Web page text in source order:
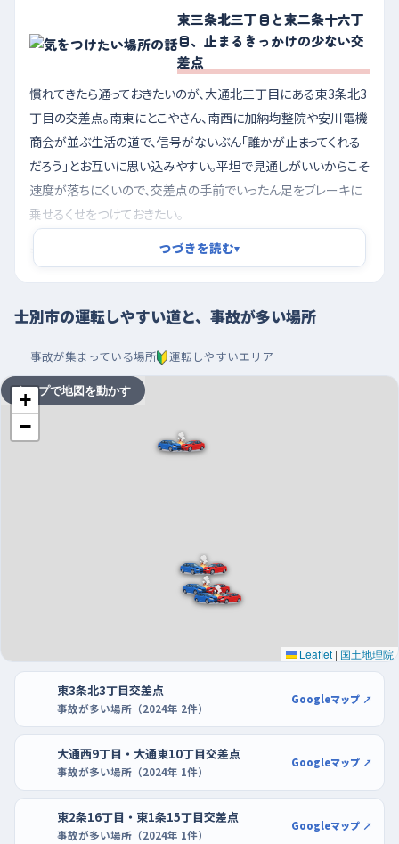
東三条北三丁目と東二条十六丁
目、止まるきっかけの少ない交
差点
慣れてきたら通っておきたいのが、大通北三丁目にある東3条北3
丁目の交差点。南東にとこやさん、南西に加納均整院や安川電機
商会が並ぶ生活の道で、信号がないぶん「誰かが止まってくれる
だろう」とお互いに思い込みやすい。平坦で見通しがいいからこそ
速度が落ちにくいので、交差点の手前でいったん足をブレーキに
乗せるくせをつけておきたい。
もう一つは東四条十六丁目の、東2条16丁目・東1条15丁目の交
下りは思っているより車が伸びるので、信号が黄色に変わったと
きに止まりきれない気持ちになりやすい。早めにアクセルを離し
て、下りきる前に速度を落としておくと安心。
駐車の練習は、コメリハード&グリーン士別店やDCM士別店の駐
車場が向いている。区画がはっきりしていて枠の線が見やすいの
一台分に収める練習を。買い物の車が増える前の時間なら、切り
返しを何度やっても気が楽だよ。
つづきを読む▾
士別市の運転しやすい道と、事故が多い場所
事故が集まっている場所 運転しやすいエリア
+
−
Leaflet | 国土地理院
タップで地図を動かす
東3条北3丁目交差点
事故が多い場所（2024年 2件）
Googleマップ ↗
大通西9丁目・大通東10丁目交差点
事故が多い場所（2024年 1件）
Googleマップ ↗
東2条16丁目・東1条15丁目交差点
事故が多い場所（2024年 1件）
Googleマップ ↗